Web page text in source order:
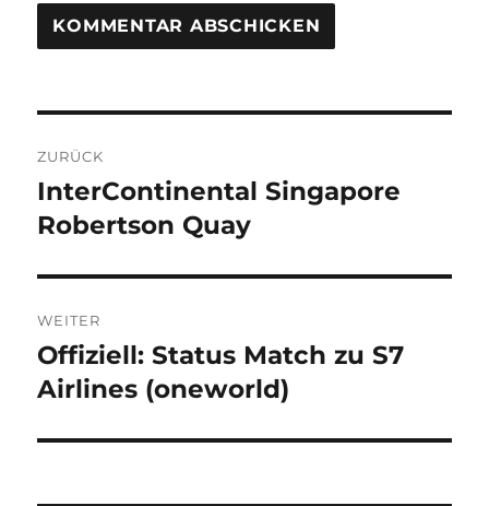
ZURÜCK
Vorheriger
Beitrag:
InterContinental Singapore
Robertson Quay
WEITER
Nächster
Beitrag:
Offiziell: Status Match zu S7
Airlines (oneworld)